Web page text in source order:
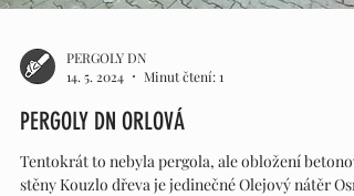
PERGOLY DN
14. 5. 2024
Minut čtení: 1
PERGOLY DN ORLOVÁ